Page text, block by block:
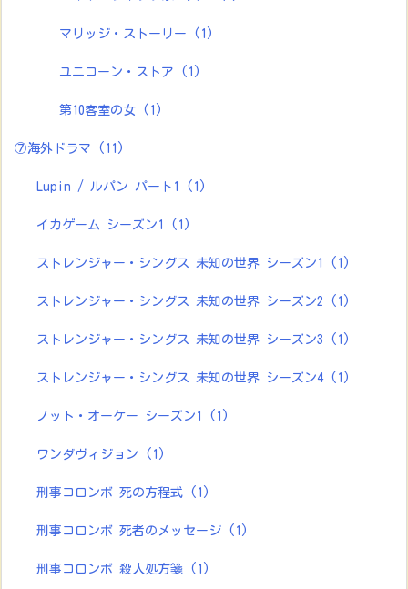
マリッジ・ストーリー (1)
ユニコーン・ストア (1)
第10客室の女 (1)
⑦海外ドラマ (11)
Lupin / ルパン パート1 (1)
イカゲーム シーズン1 (1)
ストレンジャー・シングス 未知の世界 シーズン1 (1)
ストレンジャー・シングス 未知の世界 シーズン2 (1)
ストレンジャー・シングス 未知の世界 シーズン3 (1)
ストレンジャー・シングス 未知の世界 シーズン4 (1)
ノット・オーケー シーズン1 (1)
ワンダヴィジョン (1)
刑事コロンボ 死の方程式 (1)
刑事コロンボ 死者のメッセージ (1)
刑事コロンボ 殺人処方箋 (1)